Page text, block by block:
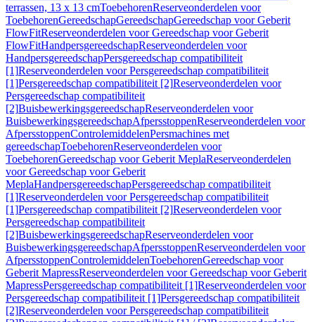
terrassen, 13 x 13 cmToebehorenReserveonderdelen voor
ToebehorenGereedschapGereedschapGereedschap voor Geberit
FlowFitReserveonderdelen voor Gereedschap voor Geberit
FlowFitHandpersgereedschapReserveonderdelen voor
HandpersgereedschapPersgereedschap compatibiliteit
[1]Reserveonderdelen voor Persgereedschap compatibiliteit
[1]Persgereedschap compatibiliteit [2]Reserveonderdelen voor
Persgereedschap compatibiliteit
[2]BuisbewerkingsgereedschapReserveonderdelen voor
BuisbewerkingsgereedschapAfpersstoppenReserveonderdelen voor
AfpersstoppenControlemiddelenPersmachines met
gereedschapToebehorenReserveonderdelen voor
ToebehorenGereedschap voor Geberit MeplaReserveonderdelen
voor Gereedschap voor Geberit
MeplaHandpersgereedschapPersgereedschap compatibiliteit
[1]Reserveonderdelen voor Persgereedschap compatibiliteit
[1]Persgereedschap compatibiliteit [2]Reserveonderdelen voor
Persgereedschap compatibiliteit
[2]BuisbewerkingsgereedschapReserveonderdelen voor
BuisbewerkingsgereedschapAfpersstoppenReserveonderdelen voor
AfpersstoppenControlemiddelenToebehorenGereedschap voor
Geberit MapressReserveonderdelen voor Gereedschap voor Geberit
MapressPersgereedschap compatibiliteit [1]Reserveonderdelen voor
Persgereedschap compatibiliteit [1]Persgereedschap compatibiliteit
[2]Reserveonderdelen voor Persgereedschap compatibiliteit